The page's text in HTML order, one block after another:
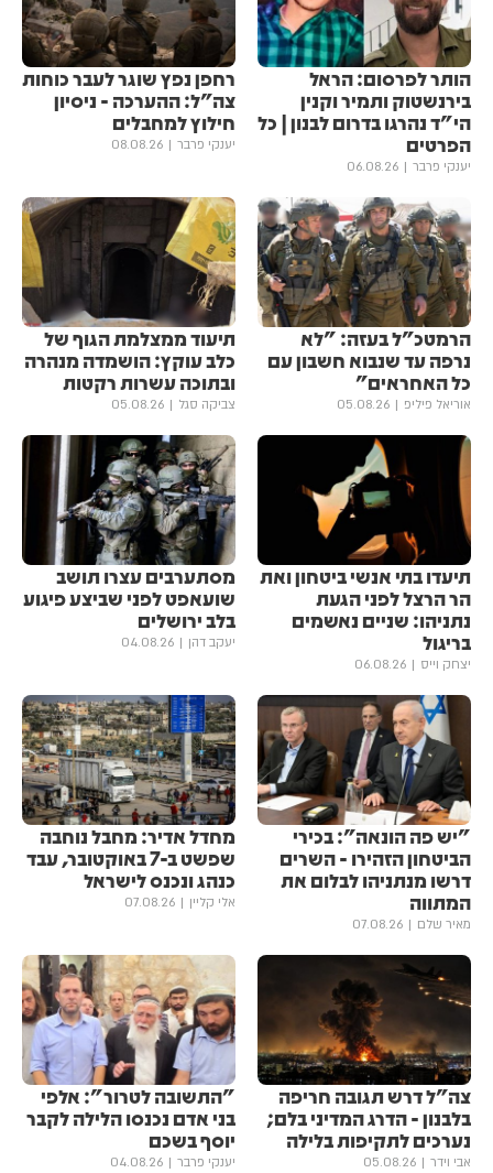
הותר לפרסום: הראל
בירנשטוק ותמיר וקנין
הי"ד נהרגו בדרום לבנון | כל
הפרטים
יענקי פרבר 06.08.26
רחפן נפץ שוגר לעבר כוחות
צה"ל: ההערכה - ניסיון
חילוץ למחבלים
יענקי פרבר 08.08.26
הרמטכ"ל בעזה: "לא
נרפה עד שנבוא חשבון עם
כל האחראים"
אוריאל פיליפ 05.08.26
תיעוד ממצלמת הגוף של
כלב עוקץ: הושמדה מנהרה
ובתוכה עשרות רקטות
צביקה סגל 05.08.26
תיעדו בתי אנשי ביטחון ואת
הר הרצל לפני הגעת
נתניהו: שניים נאשמים
בריגול
יצחק וייס 06.08.26
מסתערבים עצרו תושב
שועאפט לפני שביצע פיגוע
בלב ירושלים
יעקב דהן 04.08.26
"יש פה הונאה": בכירי
הביטחון הזהירו - השרים
דרשו מנתניהו לבלום את
המתווה
מאיר שלם 07.08.26
מחדל אדיר: מחבל נוחבה
שפשט ב-7 באוקטובר, עבד
כנהג ונכנס לישראל
אלי קליין 07.08.26
צה"ל דרש תגובה חריפה
בלבנון - הדרג המדיני בלם;
נערכים לתקיפות בלילה
אבי וידר 05.08.26
"התשובה לטרור": אלפי
בני אדם נכנסו הלילה לקבר
יוסף בשכם
יענקי פרבר 04.08.26